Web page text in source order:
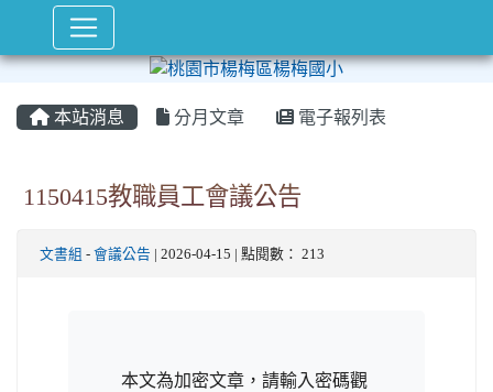
本站消息 分月文章 電子報列表
1150415教職員工會議公告
文書組 - 會議公告 | 2026-04-15 | 點閱數： 213
本文為加密文章，請輸入密碼觀